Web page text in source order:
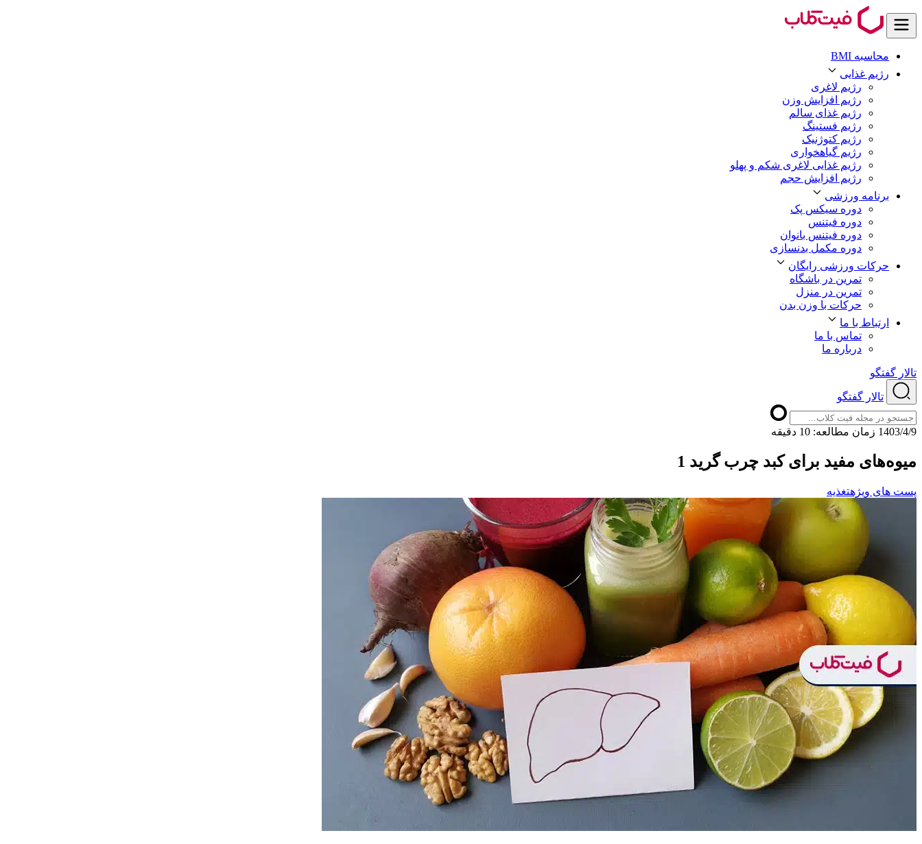
محاسبه BMI
رژیم غذایی
رژیم لاغری
رژیم افزایش وزن
رژیم غذای سالم
رژیم فستینگ
رژیم کتوژنیک
رژیم گیاهخواری
رژیم غذایی لاغری شکم و پهلو
رژیم افزایش حجم
برنامه ورزشی
دوره سیکس پک
دوره فیتنس
دوره فیتنس بانوان
دوره مکمل بدنسازی
حرکات ورزشی رایگان
تمرین در باشگاه
تمرین در منزل
حرکات با وزن بدن
ارتباط با ما
تماس با ما
درباره ما
تالار گفتگو
تالار گفتگو
1403/4/9 ﺯﻣﺎﻥ ﻣﻄﺎﻟﻌﻪ: 10 دقیقه
میوه‌های مفید برای کبد چرب گرید 1
پست های ویژهتغذیه